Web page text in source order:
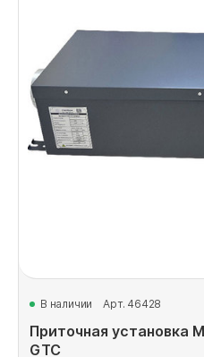
В наличии Арт. 46428
Приточная установка
GTC